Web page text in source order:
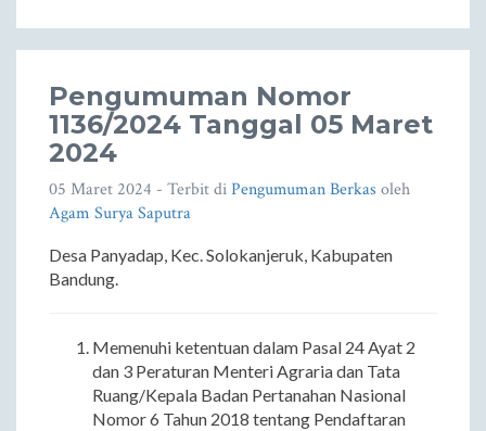
Pengumuman Nomor
1136/2024 Tanggal 05 Maret
2024
05 Maret 2024 - Terbit diPengumuman Berkas oleh
Agam Surya Saputra
Desa Panyadap, Kec. Solokanjeruk, Kabupaten
Bandung.
Memenuhi ketentuan dalam Pasal 24 Ayat 2
dan 3 Peraturan Menteri Agraria dan Tata
Ruang/Kepala Badan Pertanahan Nasional
Nomor 6 Tahun 2018 tentang Pendaftaran